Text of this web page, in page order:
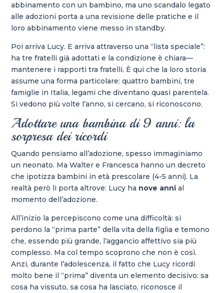
abbinamento con un bambino, ma uno scandalo legato
alle adozioni porta a una revisione delle pratiche e il
loro abbinamento viene messo in standby.
Poi arriva Lucy. E arriva attraverso una “lista speciale”:
ha tre fratelli già adottati e la condizione è chiara—
mantenere i rapporti tra fratelli. È qui che la loro storia
assume una forma particolare: quattro bambini, tre
famiglie in Italia, legami che diventano quasi parentela.
Si vedono più volte l’anno, si cercano, si riconoscono.
Adottare una bambina di 9 anni: la
sorpresa dei ricordi
Quando pensiamo all’adozione, spesso immaginiamo
un neonato. Ma Walter e Francesca hanno un decreto
che ipotizza bambini in età prescolare (4-5 anni). La
realtà però li porta altrove: Lucy ha nove anni al
momento dell’adozione.
All’inizio la percepiscono come una difficoltà: si
perdono la “prima parte” della vita della figlia e temono
che, essendo più grande, l’aggancio affettivo sia più
complesso. Ma col tempo scoprono che non è così.
Anzi, durante l’adolescenza, il fatto che Lucy ricordi
molto bene il “prima” diventa un elemento decisivo: sa
cosa ha vissuto, sa cosa ha lasciato, riconosce il